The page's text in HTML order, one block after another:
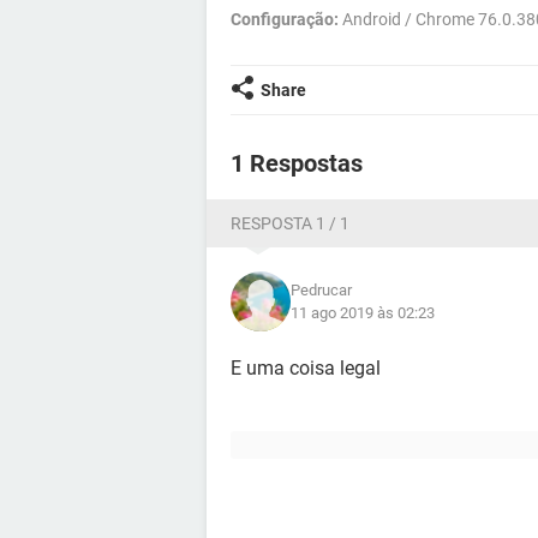
Configuração: Android / Chrome
Share
1 Respostas
RESPOSTA 1 / 1
Pedrucar
11 ago 2019 às 02:23
E uma coisa legal